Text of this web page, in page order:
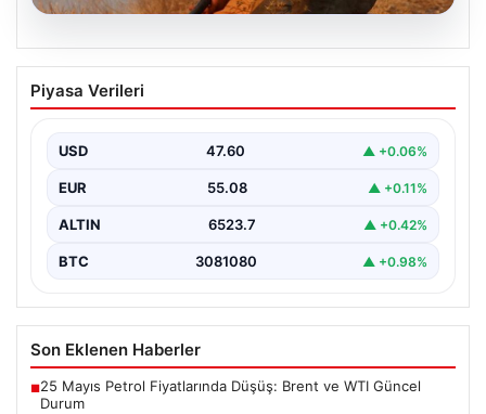
04.08.2026
Dokuz Şehir İçin Yüksek Orman Yangını
Uyarısı: Bugün ve Yarın Kritik Günler
kesimlerinde yer alan toplam dokuz şehri yüksek…
Piyasa Verileri
USD 47.60 ▲ +0.06%
EUR 55.08 ▲ +0.11%
ALTIN 6523.7 ▲ +0.42%
BTC 3081080 ▲ +0.98%
Son Eklenen Haberler
■25 Mayıs Petrol Fiyatlarında Düşüş: Brent ve WTI Güncel
Durum